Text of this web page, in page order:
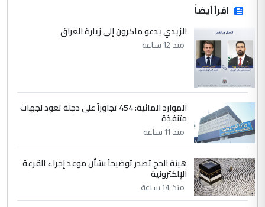
اقرأ أيضاً
الزيدي يدعو ماكرون إلى زيارة العراق
منذ 12 ساعة
الموارد المائية: 454 تجاوزاً على دجلة تعود لجهات
متنفذة
منذ 11 ساعة
هيئة الحج تصدر توضيحاً بشأن موعد إجراء القرعة
الإلكترونية
منذ 14 ساعة